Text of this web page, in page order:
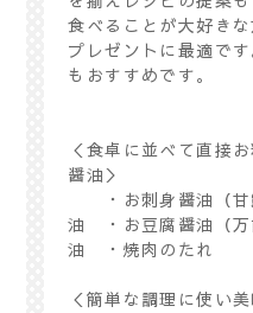
食べることが大好き
プレゼントに最適で
もおすすめです。
＜食卓に並べて直接
醤油＞
・お刺身醤油（甘
油 ・お豆腐醤油（万
油 ・焼肉のたれ
＜簡単な調理に使い